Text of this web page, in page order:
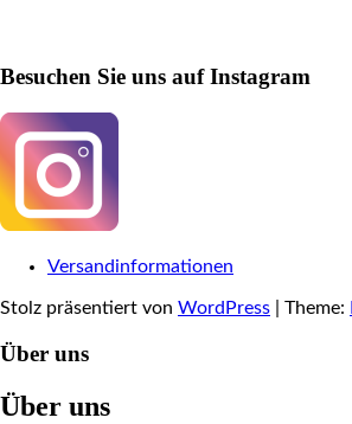
Besuchen Sie uns auf Instagram
Versandinformationen
Stolz präsentiert von WordPress Theme:
Über uns
Über uns